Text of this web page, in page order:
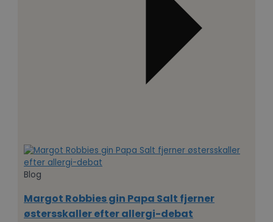
Blog
Margot Robbies gin Papa Salt fjerner
østersskaller efter allergi-debat